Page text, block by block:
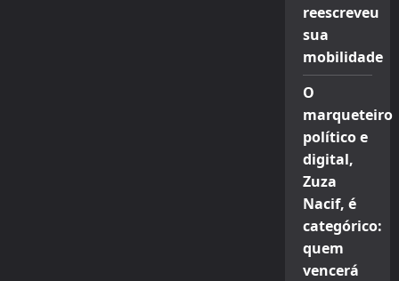
reescreveu
sua
mobilidade
O
marqueteiro
político e
digital,
Zuza
Nacif, é
categórico:
quem
vencerá